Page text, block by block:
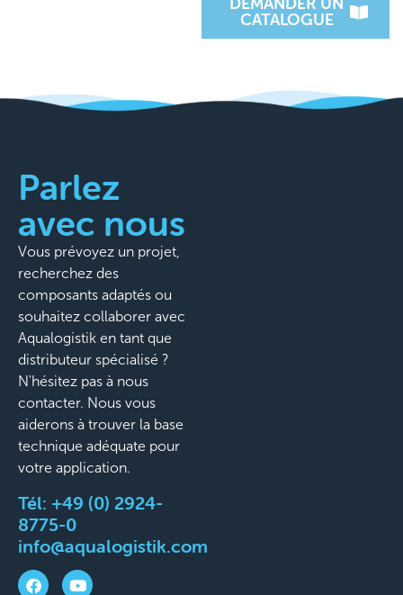
CATALOGUE
Parlez
avec nous
Vous prévoyez un projet,
recherchez des
composants adaptés ou
souhaitez collaborer avec
Aqualogistik en tant que
distributeur spécialisé ?
N'hésitez pas à nous
contacter. Nous vous
aiderons à trouver la base
technique adéquate pour
votre application.
Tél: +49 (0) 2924-
8775-0
info@aqualogistik.com